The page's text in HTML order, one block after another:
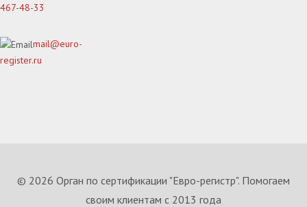
467-48-33
mail@euro-
register.ru
© 2026 Орган по сертификации "Евро-регистр". Помогаем
своим клиентам с 2013 года